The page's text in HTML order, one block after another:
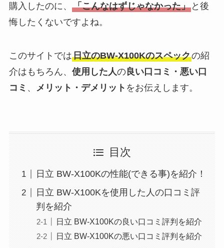
購入したのに、 「こんなはずじゃなかった」と後
悔したくないですよね。
このサイトでは日立のBW-X100Kのスペックの紹
介はもちろん、 使用した人の良い口コミ・悪い口
コミ 、 メリット・デメリット をお伝えします。
目次
日立 BW-X100Kの性能(できる事)を紹介！
日立 BW-X100Kを使用した人の口コミ評
判を紹介
日立 BW-X100Kの良い口コミ評判を紹介
日立 BW-X100Kの悪い口コミ評判を紹介